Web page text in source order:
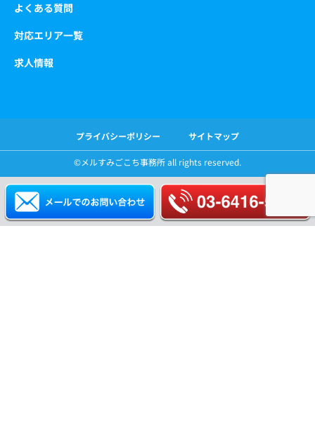
よくある質問
対応エリア一覧
求人情報
プライバシーポリシー サイトマップ
©️メルすみごこち事務所 all rights reserved.